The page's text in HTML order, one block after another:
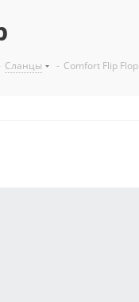
Сланцы - Comfort Flip Flop